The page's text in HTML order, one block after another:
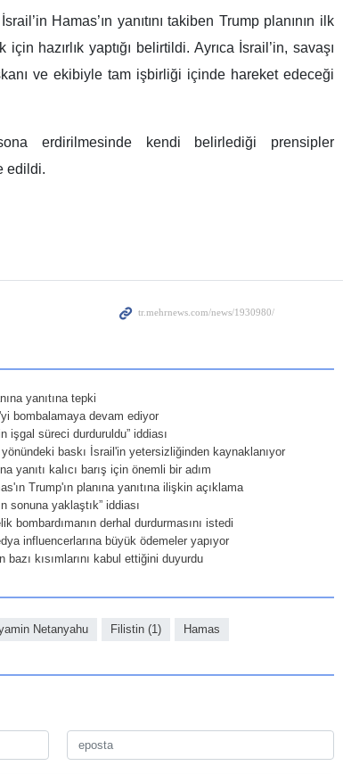
Hamas’ın yanıtını takiben Trump planının ilk
hazırlık yaptığı belirtildi. Ayrıca İsrail’in, savaşı
ve ekibiyle tam işbirliği içinde hareket edeceği
erdirilmesinde kendi belirlediği prensipler
edildi.
yanıtına tepki
bombalamaya devam ediyor
işgal süreci durduruldu” iddiası
yönündeki baskı İsrail'in yetersizliğinden kaynaklanıyor
yanıtı kalıcı barış için önemli bir adım
Trump'ın planına yanıtına ilişkin açıklama
sonuna yaklaştık” iddiası
bombardımanın derhal durdurmasını istedi
influencerlarına büyük ödemeler yapıyor
bazı kısımlarını kabul ettiğini duyurdu
Netanyahu Filistin (1) Hamas